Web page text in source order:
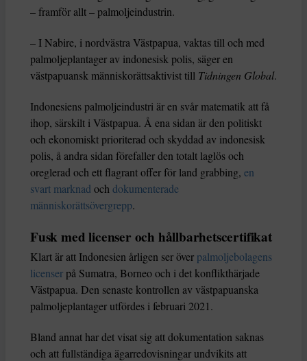
– framför allt – palmoljeindustrin.
– I Nabire, i nordvästra Västpapua, vaktas till och med
palmoljeplantager av indonesisk polis, säger en
västpapuansk människorättsaktivist till Tidningen Global.
Indonesiens palmoljeindustri är en svår matematik att få
ihop, särskilt i Västpapua. Å ena sidan är den politiskt
och ekonomiskt prioriterad och skyddad av indonesisk
polis, å andra sidan förefaller den totalt laglös och
oreglerad och ett flagrant offer för land grabbing, en
svart marknad och dokumenterade
människorättsövergrepp.
Fusk med licenser och hållbarhetscertifikat
Klart är att Indonesien årligen ser över palmoljebolagens
licenserpå Sumatra, Borneo och i det konflikthärjade
Västpapua. Den senaste kontrollen av västpapuanska
palmoljeplantager utfördes i februari 2021.
Bland annat har det visat sig att dokumentation saknas
och att fullständiga ägarredovisningar undvikits att